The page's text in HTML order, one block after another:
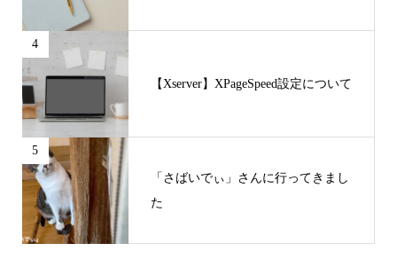
4
【Xserver】XPageSpeed設定について
5
「さばいでぃ」さんに行ってきまし
た